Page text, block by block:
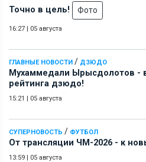
Точно в цель! Фото
16:27 | 05 августа
ГЛАВНЫЕ НОВОСТИ / ДЗЮДО
Мухаммедали Ырысдолотов -
рейтинга дзюдо!
15:21 | 05 августа
СУПЕРНОВОСТЬ / ФУТБОЛ
От трансляции ЧМ-2026 - к
13:59 | 05 августа